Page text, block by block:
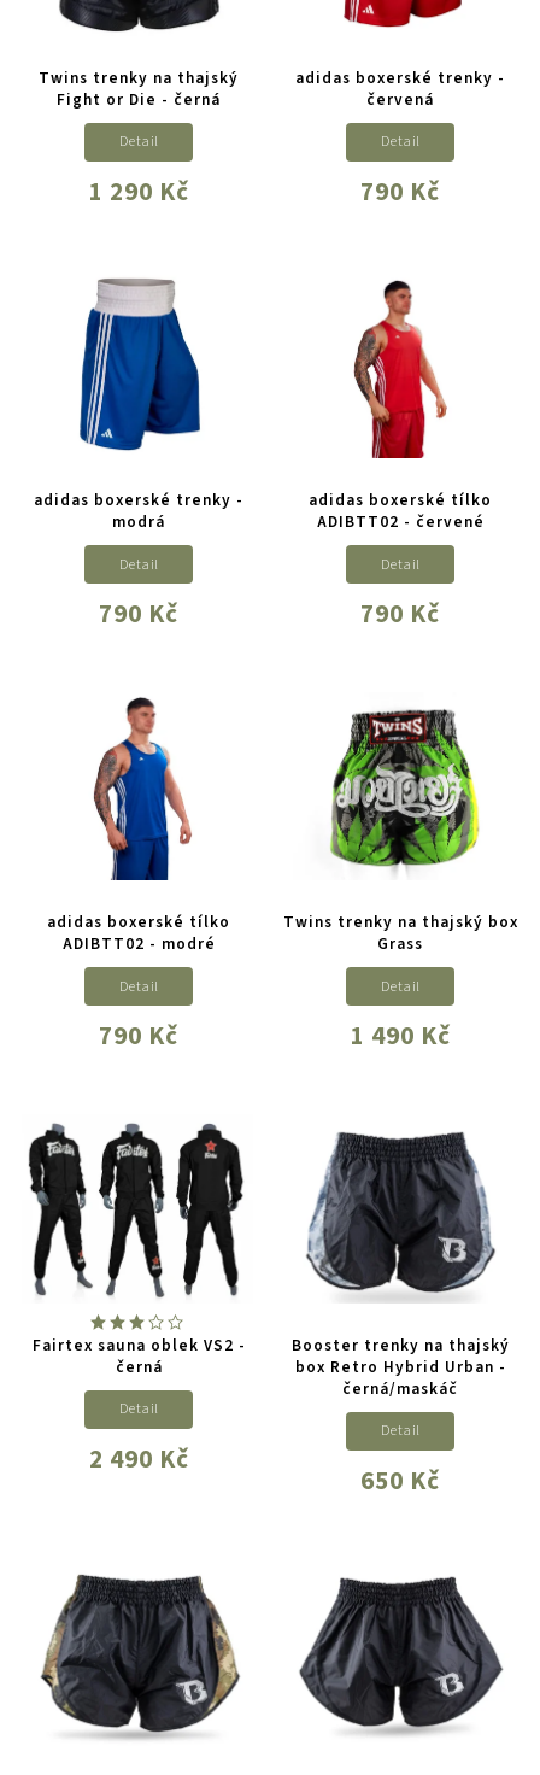
Twins trenky na thajský
Fight or Die - černá
1 290 Kč
Detail
adidas boxerské trenky -
červená
790 Kč
Detail
adidas boxerské trenky -
modrá
790 Kč
Detail
adidas boxerské tílko
ADIBTT02 - červené
790 Kč
Detail
adidas boxerské tílko
ADIBTT02 - modré
790 Kč
Detail
Twins trenky na thajský box
Grass
1 490 Kč
Detail
Fairtex sauna oblek VS2 -
černá
2 490 Kč
Detail
Booster trenky na thajský
box Retro Hybrid Urban -
černá/maskáč
650 Kč
Detail